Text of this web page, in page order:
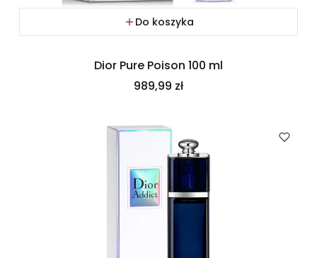
Do koszyka
Dior Pure Poison 100 ml
Cena
989,99 zł